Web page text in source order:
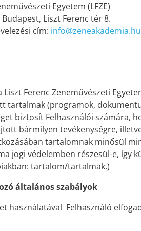
Egyetem (LFZE)
Budapest, Liszt Ferenc tér 8.
cím: info@zeneakademia.hu
Liszt Ferenc Zeneművészeti
tartalmak (programok,
biztosít Felhasználói számára,
bármilyen tevékenységre,
tartalomnak minősül
jogi védelemben részesül-e, így
tartalom/tartalmak.)
általános szabályok
használatával Felhasználó